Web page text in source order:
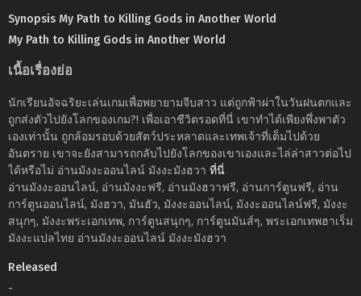
Synopsis My Path to Killing Gods in Another World
My Path to Killing Gods in Another World
เนื้อเรื่องย่อ
นักเรียนอัจฉริยะเล่นเกมเพื่อพยายามจีบสาว แต่ถูกฟ้าผ่าในวันฝนตกและ
ถูกส่งตัวไปยังโลกของเกม?! เพื่อเอาชีวิตรอดที่นี่ เขาทำได้เพียงพึ่งพาตัว
เองเท่านั้น ถูกล้อมรอบด้วยสัตว์ประหลาดและเทพเจ้าที่เต็มไปด้วย
อันตราย เขาจะยังสามารถกลับไปยังโลกของเขาเองและไล่ล่าสาวต่อไป
ได้หรือไม่ อ่านมังงะออนไลน์ มังงะมังฮวา ที่นี่
อ่านมังงะออนไลน์, อ่านมังงะฟรี, อ่านมังฮวาฟรี, อ่านการ์ตูนฟรี, อ่าน
การ์ตูนออนไลน์, มังฮวา, มันฮัว, มังงะออนไลน์, มังงะออนไลน์ฟรี, มังงะ
สนุกๆ, มังงะพระเอกเทพ, การ์ตูนสนุกๆ, การ์ตูนมันส์ๆ, พระเอกเทพฮาเร็ม
มังงะแปลไทย อ่านมังงะออนไลน์ มังงะมังฮวา
Released
-